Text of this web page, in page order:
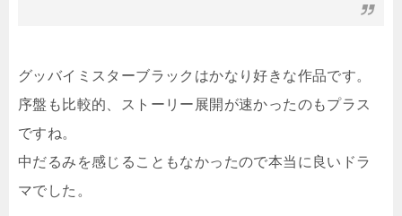
グッバイミスターブラックはかなり好きな作品です。
序盤も比較的、ストーリー展開が速かったのもプラス
ですね。
中だるみを感じることもなかったので本当に良いドラ
マでした。